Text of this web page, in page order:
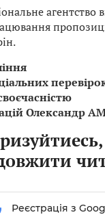
агентство
Олександр
Реєстрація з